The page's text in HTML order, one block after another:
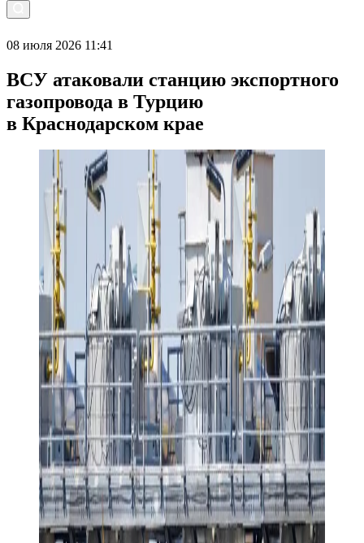
08 июля 2026 11:41
ВСУ атаковали станцию экспортного
газопровода в Турцию
в Краснодарском крае